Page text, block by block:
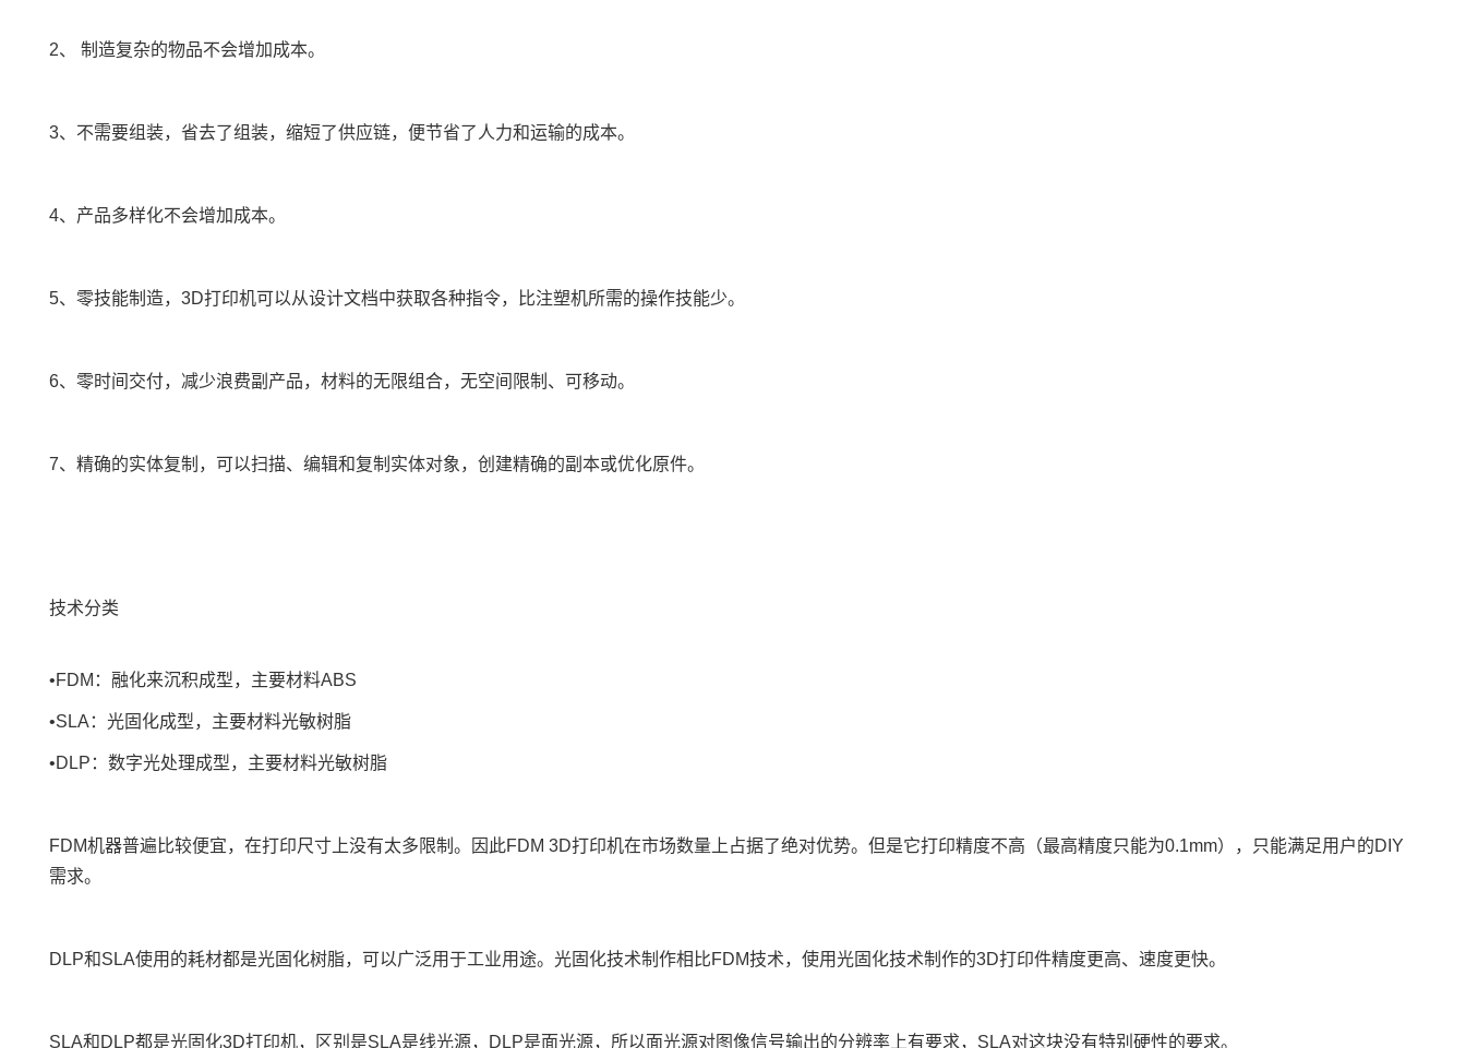
2、 制造复杂的物品不会增加成本。
3、不需要组装，省去了组装，缩短了供应链，便节省了人力和运输的成本。
4、产品多样化不会增加成本。
5、零技能制造，3D打印机可以从设计文档中获取各种指令，比注塑机所需的操作技能少。
6、零时间交付，减少浪费副产品，材料的无限组合，无空间限制、可移动。
7、精确的实体复制，可以扫描、编辑和复制实体对象，创建精确的副本或优化原件。
技术分类
•FDM：融化来沉积成型，主要材料ABS
•SLA：光固化成型，主要材料光敏树脂
•DLP：数字光处理成型，主要材料光敏树脂
FDM机器普遍比较便宜，在打印尺寸上没有太多限制。因此FDM 3D打印机在市场数量上占据了绝对优势。但是它打印精度不高（最高精度只能为0.1mm），只能满足用户的DIY
需求。
DLP和SLA使用的耗材都是光固化树脂，可以广泛用于工业用途。光固化技术制作相比FDM技术，使用光固化技术制作的3D打印件精度更高、速度更快。
SLA和DLP都是光固化3D打印机，区别是SLA是线光源，DLP是面光源，所以面光源对图像信号输出的分辨率上有要求，SLA对这块没有特别硬性的要求。